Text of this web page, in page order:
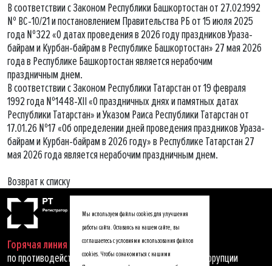
В соответствии с Законом Республики Башкортостан от 27.02.1992
№ ВС-10/21 и постановлением Правительства РБ от 15 июля 2025
года №322 «О датах проведения в 2026 году праздников Ураза-
байрам и Курбан-байрам в Республике Башкортостан» 27 мая 2026
года в Республике Башкортостан является нерабочим
праздничным днем.
В соответствии с Законом Республики Татарстан от 19 февраля
1992 года №1448-XII «О праздничных днях и памятных датах
Республики Татарстан» и Указом Раиса Республики Татарстан от
17.01.26 №17 «Об определении дней проведения праздников Ураза-
байрам и Курбан-байрам в 2026 году» в Республике Татарстан 27
мая 2026 года является нерабочим праздничным днем.
Возврат к списку
Горячая линия
по противодействию мошенничеству, хищениям и коррупции
Мы используем файлы cookies для улучшения
работы сайта. Оставаясь на нашем сайте, вы
соглашаетесь с условиями использования файлов
cookies. Чтобы ознакомиться с нашими